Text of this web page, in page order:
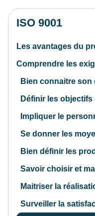
ISO 9001
Les avantages du
Comprendre les
Bien connaitre son
Définir les objectifs
Impliquer le
Se donner les
Bien définir les
Savoir choisir et
Maitriser la
Surveiller la